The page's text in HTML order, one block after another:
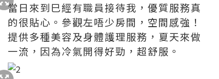
當日來到巳經有職員接待我，優質服務真
的很貼心。參觀左唔少房間，空間感強！
提供多種美容及身體護理服務，夏天來做
一流，因為冷氣開得好勁，超舒服。